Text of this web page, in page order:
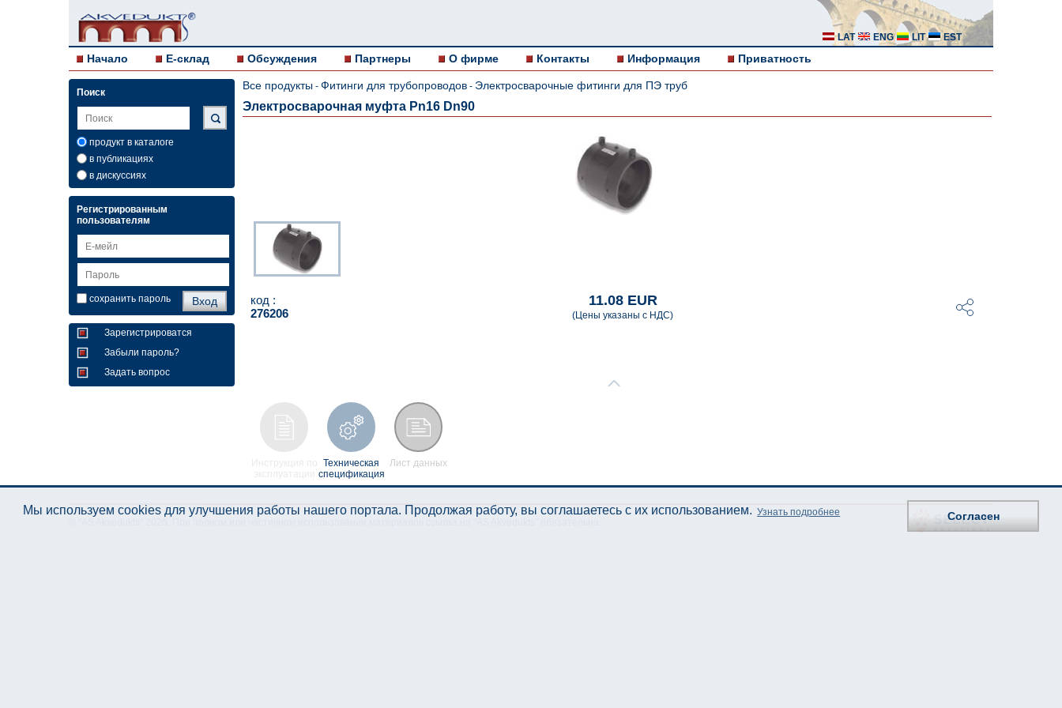
LAT ENG LIT EST
Начало E-склад Обсуждения Партнеры О фирме Контакты Информация Приватность
Поиск
продукт в каталоге
в публикациях
в дискуссиях
Регистрированным
пользователям
сохранить пароль
Зарегистрироватся
Забыли пароль?
Задать вопрос
Все продукты - Фитинги для трубопроводов - Электросварочные фитинги для ПЭ труб
Электросварочная муфта Pn16 Dn90
код :
276206
11.08 EUR
(Цены указаны с НДС)
Техническая
спецификация
Лист данных
Мы используем cookies для улучшения работы нашего портала. Продолжая работу, вы соглашаетесь с их использованием. Узнать подробнее Согласен